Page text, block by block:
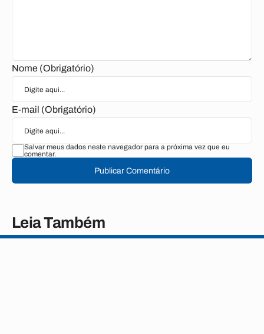
Nome (Obrigatório)
E-mail (Obrigatório)
Salvar meus dados neste navegador para a próxima vez que eu
comentar.
Publicar Comentário
Leia Também